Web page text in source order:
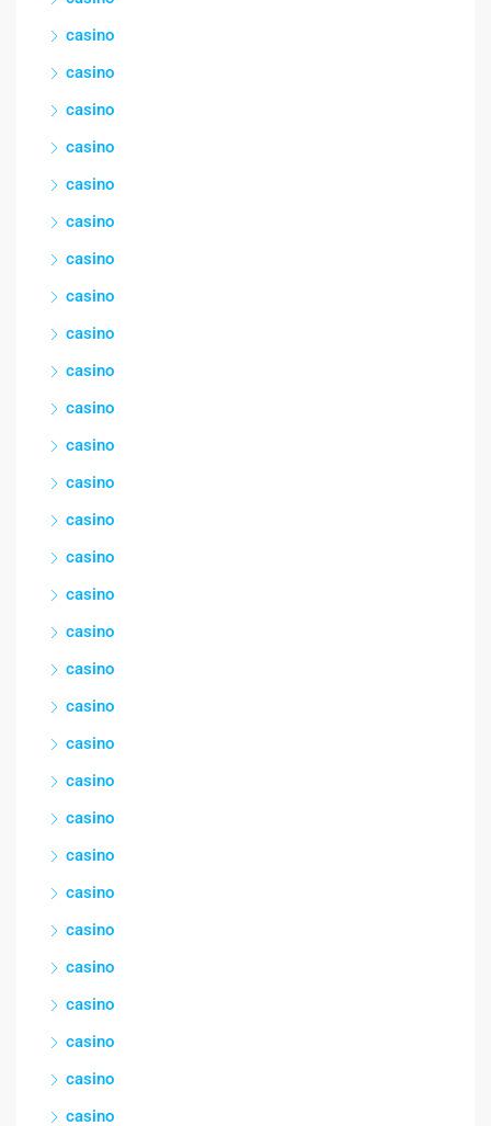
casino
casino
casino
casino
casino
casino
casino
casino
casino
casino
casino
casino
casino
casino
casino
casino
casino
casino
casino
casino
casino
casino
casino
casino
casino
casino
casino
casino
casino
casino